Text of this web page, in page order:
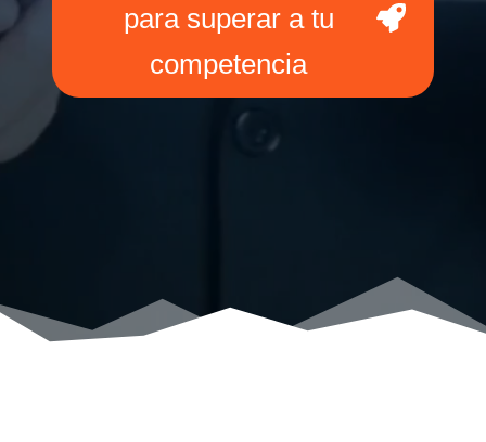
para superar a tu
competencia